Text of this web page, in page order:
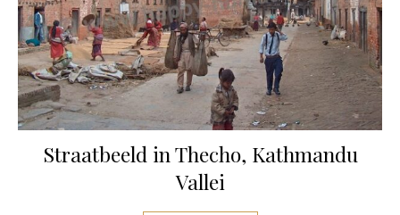
Straatbeeld in Thecho, Kathmandu
Vallei